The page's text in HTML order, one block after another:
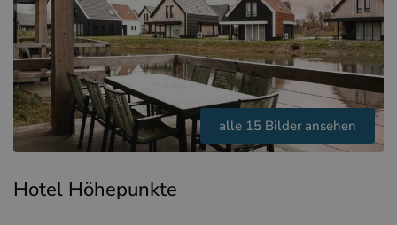
alle 15 Bilder ansehen
Hotel Höhepunkte